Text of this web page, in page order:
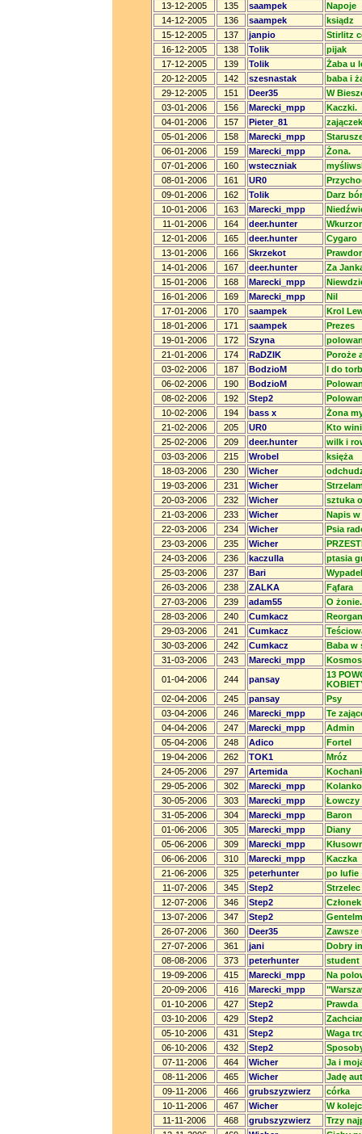
13-12-2005
135 saampek
Napoje
14-12-2005
136 saampek
ksiądz
15-12-2005
137 janpio
Stirlitz
16-12-2005
138 Tolik
pijak
17-12-2005
139 Tolik
Żaba u
20-12-2005
142 szesnastak
baba i
29-12-2005
151 Deer35
W
03-01-2006
156 Marecki_mpp
Kaczki.
04-01-2006
157 Pieter_81
zajączek
05-01-2006
158 Marecki_mpp
06-01-2006
159 Marecki_mpp
Żona.
07-01-2006
160 wsteczniak
08-01-2006
161 UR0
09-01-2006
162 Tolik
Darz
10-01-2006
163 Marecki_mpp
11-01-2006
164 deer.hunter
12-01-2006
165 deer.hunter
Cygaro
13-01-2006
166 Skrzekot
14-01-2006
167 deer.hunter
Za
15-01-2006
168 Marecki_mpp
16-01-2006
169 Marecki_mpp
Nil
17-01-2006
170 saampek
Krol
18-01-2006
171 saampek
Prezes
19-01-2006
172 Szyna
21-01-2006
174 RaDZIK
Poroże
03-02-2006
187 BodzioM
I do
06-02-2006
190 BodzioM
08-02-2006
192 Step2
10-02-2006
194 bass x
Żona
21-02-2006
205 UR0
Kto
25-02-2006
209 deer.hunter
wilk i
03-03-2006
215 Wrobel
księża
18-03-2006
230 Wicher
19-03-2006
231 Wicher
20-03-2006
232 Wicher
sztuka
21-03-2006
233 Wicher
Napis
22-03-2006
234 Wicher
Psia
23-03-2006
235 Wicher
24-03-2006
236 kaczulla
ptasia
25-03-2006
237 Bari
26-03-2006
238 ZALKA
Fąfara
27-03-2006
239 adam55
O żonie.
28-03-2006
240 Cumkacz
29-03-2006
241 Cumkacz
30-03-2006
242 Cumkacz
Baba w
31-03-2006
243 Marecki_mpp
Kosmos
01-04-2006
244 pansay
13
02-04-2006
245 pansay
Psy
03-04-2006
246 Marecki_mpp
Te
04-04-2006
247 Marecki_mpp
Admin
05-04-2006
248 Adico
Fortel
19-04-2006
262 TOK1
Mróz
24-05-2006
297 Artemida
29-05-2006
302 Marecki_mpp
Kolanko
30-05-2006
303 Marecki_mpp
Łowczy
31-05-2006
304 Marecki_mpp
Baron
01-06-2006
305 Marecki_mpp
Diany
05-06-2006
309 Marecki_mpp
06-06-2006
310 Marecki_mpp
Kaczka
21-06-2006
325 peterhunter
po lufie
11-07-2006
345 Step2
Strzelec
12-07-2006
346 Step2
Członek
13-07-2006
347 Step2
26-07-2006
360 Deer35
Zawsze
27-07-2006
361 jani
Dobry
08-08-2006
373 peterhunter
student
19-09-2006
415 Marecki_mpp
Na
20-09-2006
416 Marecki_mpp
01-10-2006
427 Step2
Prawda
03-10-2006
429 Step2
05-10-2006
431 Step2
Waga
06-10-2006
432 Step2
07-11-2006
464 Wicher
Ja i
08-11-2006
465 Wicher
Jadę
09-11-2006
466 grubszyzwierz
córka
10-11-2006
467 Wicher
W
11-11-2006
468 grubszyzwierz
Trzy